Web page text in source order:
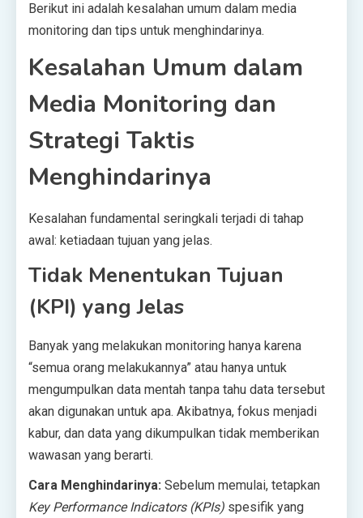
Berikut ini adalah kesalahan umum dalam media
monitoring dan tips untuk menghindarinya.
Kesalahan Umum dalam
Media Monitoring dan
Strategi Taktis
Menghindarinya
Kesalahan fundamental seringkali terjadi di tahap
awal: ketiadaan tujuan yang jelas.
Tidak Menentukan Tujuan
(KPI) yang Jelas
Banyak yang melakukan monitoring hanya karena
“semua orang melakukannya” atau hanya untuk
mengumpulkan data mentah tanpa tahu data tersebut
akan digunakan untuk apa. Akibatnya, fokus menjadi
kabur, dan data yang dikumpulkan tidak memberikan
wawasan yang berarti.
Cara Menghindarinya: Sebelum memulai, tetapkan
Key Performance Indicators (KPIs) spesifik yang